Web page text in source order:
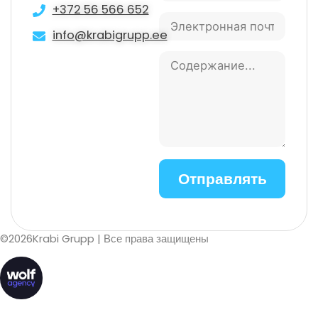
+372 56 566 652
info@krabigrupp.ee
©2026Krabi Grupp | Все права защищены